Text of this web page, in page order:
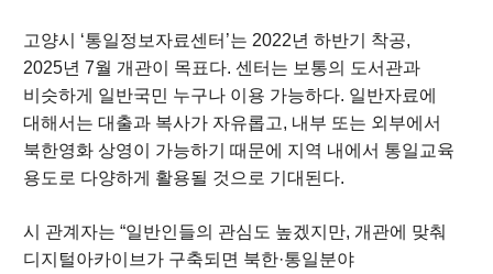
고양시 ‘통일정보자료센터’는 2022년 하반기 착공,
2025년 7월 개관이 목표다. 센터는 보통의 도서관과
비슷하게 일반국민 누구나 이용 가능하다. 일반자료에
대해서는 대출과 복사가 자유롭고, 내부 또는 외부에서
북한영화 상영이 가능하기 때문에 지역 내에서 통일교육
용도로 다양하게 활용될 것으로 기대된다.
시 관계자는 “일반인들의 관심도 높겠지만, 개관에 맞춰
디지털아카이브가 구축되면 북한·통일분야